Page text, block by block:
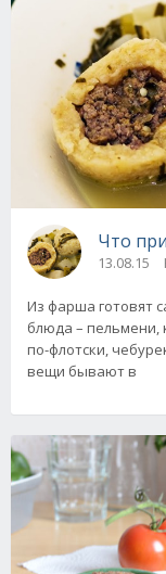
Что
13.08.15
Из фарша готовят
блюда – пельмени,
по-флотски,
вещи бывают в